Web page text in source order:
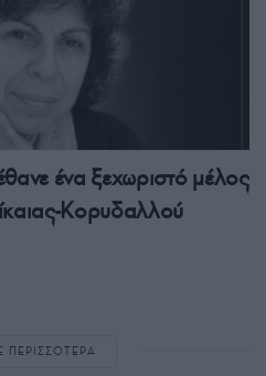
ένα ξεχωριστό μέλος
Κορυδαλλού
ΠΕΡΙΣΣΟΤΕΡΑ